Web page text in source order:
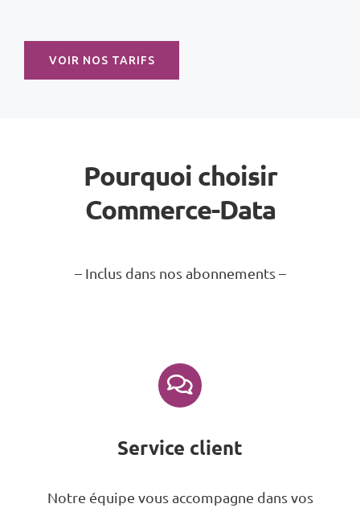
VOIR NOS TARIFS
Pourquoi choisir
Commerce-Data
– Inclus dans nos abonnements –
Service client
Notre équipe vous accompagne dans vos